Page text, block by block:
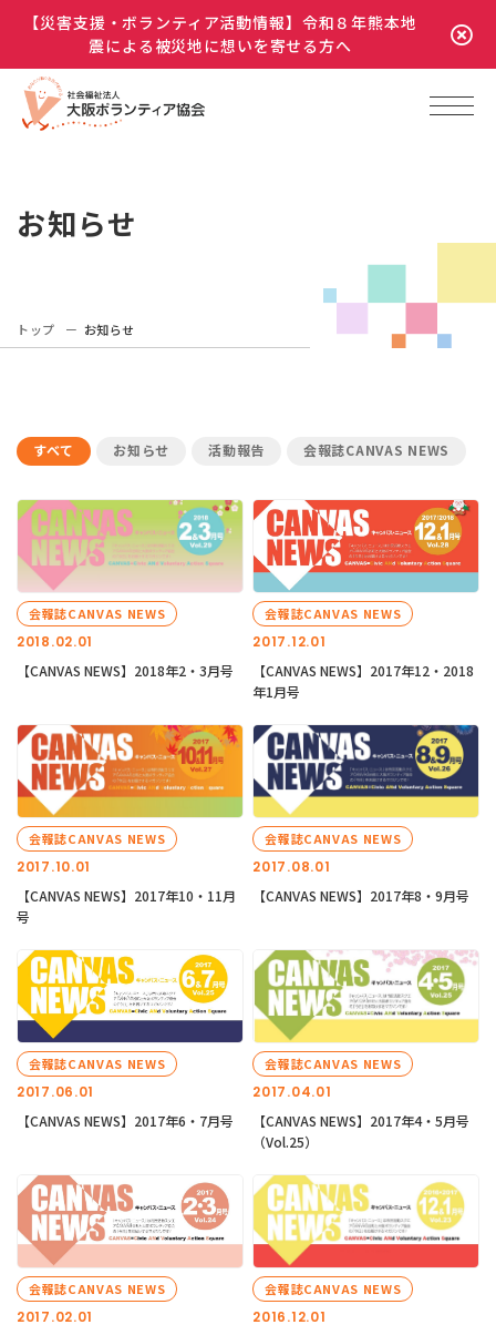
【災害支援・ボランティア活動情報】令和８年熊本地
震による被災地に想いを寄せる方へ
お知らせ
トップ お知らせ
すべて お知らせ 活動報告 会報誌CANVAS NEWS
2018.02.01
会報誌CANVAS NEWS
【CANVAS NEWS】2018年2・3月号
2017.12.01
会報誌CANVAS NEWS
【CANVAS NEWS】2017年12・2018
年1月号
2017.10.01
会報誌CANVAS NEWS
【CANVAS NEWS】2017年10・11月
号
2017.08.01
会報誌CANVAS NEWS
【CANVAS NEWS】2017年8・9月号
2017.06.01
会報誌CANVAS NEWS
【CANVAS NEWS】2017年6・7月号
2017.04.01
会報誌CANVAS NEWS
【CANVAS NEWS】2017年4・5月号
（Vol.25）
2017.02.01
会報誌CANVAS NEWS
2016.12.01
会報誌CANVAS NEWS